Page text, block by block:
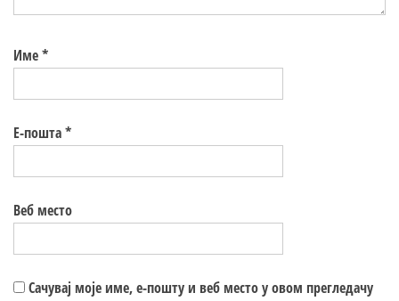
Име*
Е-пошта*
Веб место
Сачувај моје име, е-пошту и веб место у овом прегледачу